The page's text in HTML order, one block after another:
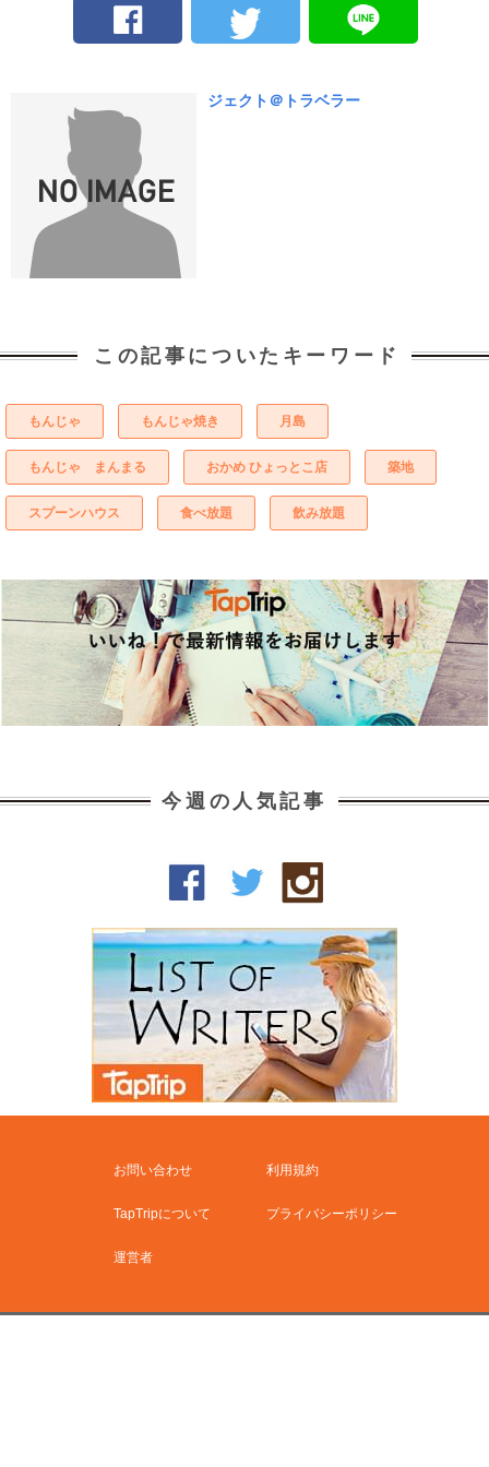
ジェクト＠トラベラー
この記事についたキーワード
もんじゃ もんじゃ焼き 月島
もんじゃ まんまる おかめ ひょっとこ店 築地
スプーンハウス 食べ放題 飲み放題
今週の人気記事
お問い合わせ 利用規約
TapTripについて プライバシーポリシー
運営者